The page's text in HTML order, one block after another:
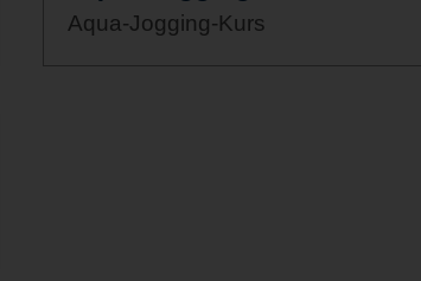
Aqua-Jogging-Kurs